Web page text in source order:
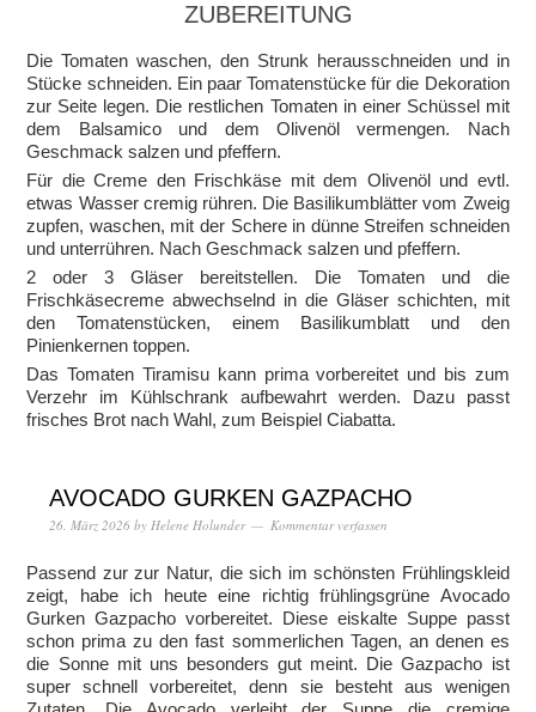
ZUBEREITUNG
Die Tomaten waschen, den Strunk herausschneiden und in
Stücke schneiden. Ein paar Tomatenstücke für die Dekoration
zur Seite legen. Die restlichen Tomaten in einer Schüssel mit
dem Balsamico und dem Olivenöl vermengen. Nach
Geschmack salzen und pfeffern.
Für die Creme den Frischkäse mit dem Olivenöl und evtl.
etwas Wasser cremig rühren. Die Basilikumblätter vom Zweig
zupfen, waschen, mit der Schere in dünne Streifen schneiden
und unterrühren. Nach Geschmack salzen und pfeffern.
2 oder 3 Gläser bereitstellen. Die Tomaten und die
Frischkäsecreme abwechselnd in die Gläser schichten, mit
den Tomatenstücken, einem Basilikumblatt und den
Pinienkernen toppen.
Das Tomaten Tiramisu kann prima vorbereitet und bis zum
Verzehr im Kühlschrank aufbewahrt werden. Dazu passt
frisches Brot nach Wahl, zum Beispiel Ciabatta.
AVOCADO GURKEN GAZPACHO
26. März 2026 by Helene Holunder Kommentar verfassen
Passend zur zur Natur, die sich im schönsten Frühlingskleid
zeigt, habe ich heute eine richtig frühlingsgrüne Avocado
Gurken Gazpacho vorbereitet. Diese eiskalte Suppe passt
schon prima zu den fast sommerlichen Tagen, an denen es
die Sonne mit uns besonders gut meint. Die Gazpacho ist
super schnell vorbereitet, denn sie besteht aus wenigen